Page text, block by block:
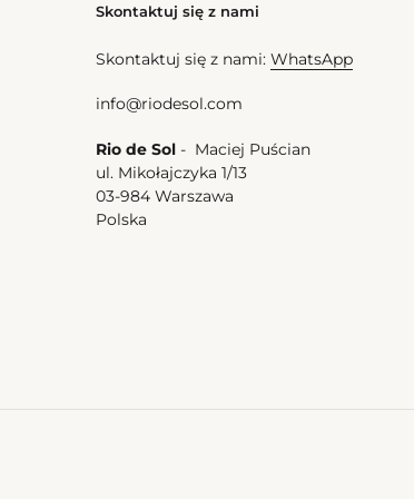
Skontaktuj się z nami
Skontaktuj się z nami: WhatsApp
info@riodesol.com
Rio de Sol- Maciej Puścian
ul. Mikołajczyka 1/13
03-984 Warszawa
Polska